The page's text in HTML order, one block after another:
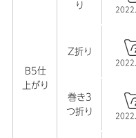
B5仕
上がり
り
Z折り
巻き3
つ折り